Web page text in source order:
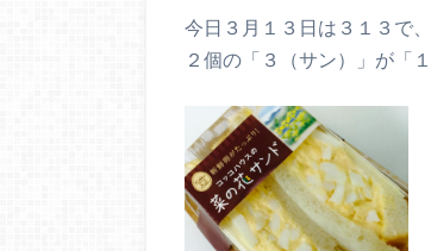
今日３月１３日は３１３で、
２個の「３（サン）」が「